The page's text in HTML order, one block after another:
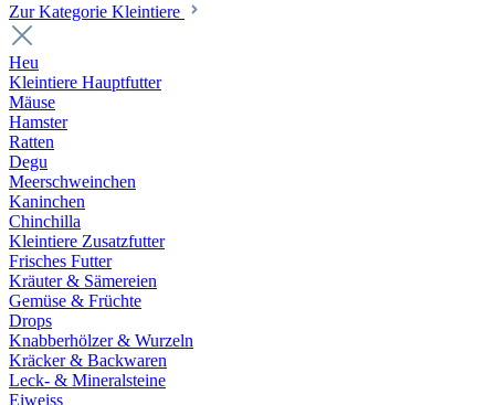
Zur Kategorie Kleintiere
Heu
Kleintiere Hauptfutter
Mäuse
Hamster
Ratten
Degu
Meerschweinchen
Kaninchen
Chinchilla
Kleintiere Zusatzfutter
Frisches Futter
Kräuter & Sämereien
Gemüse & Früchte
Drops
Knabberhölzer & Wurzeln
Kräcker & Backwaren
Leck- & Mineralsteine
Eiweiss